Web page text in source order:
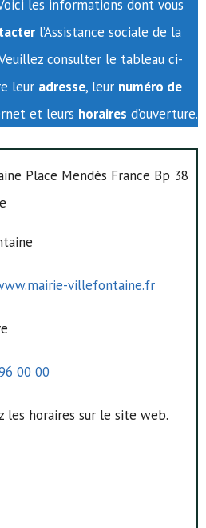
les informations dont vous
l’Assistance sociale de la
consulter le tableau ci-
leur adresse, leur numéro de
et leurs horaires d’ouverture.
Place Mendès France Bp 38
villefontaine.fr
00 00
les horaires sur le site web.